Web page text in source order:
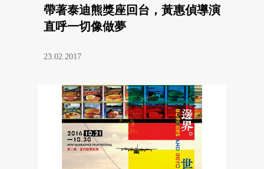
帶著泰迪熊獎座回台，黃惠偵導演
直呼一切像做夢
23.02.2017